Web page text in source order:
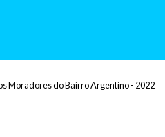
Moradores do Bairro Argentino - 2022